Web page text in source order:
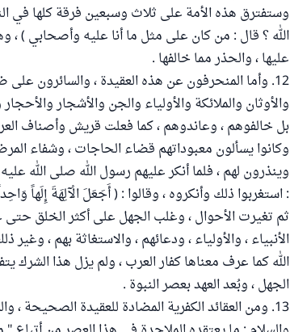
وستفترق هذه الأمة على ثلاث وسبعين فرقة كلها في
الله ؟ قال : من كان على مثل ما أنا عليه وأصحابي ) ،
عليها ، والحذر مما خالفها .
12. وأما المنحرفون عن هذه العقيدة ، والسائرون
والأوثان والملائكة والأولياء والجن والأشجار
بل خالفوهم ، وعاندوهم ، كما فعلت قريش وأصناف
وكانوا يسألون معبوداتهم قضاء الحاجات ، وشفاء
وينذرون لهم ، فلما أنكر عليهم رسول الله صلى الله
: استغربوا ذلك وأنكروه ، وقالوا : ( أَجَعَلَ الْآلِهَةَ إِلَهاً
ثم تغيرت الأحوال ، وغلب الجهل على أكثر الخلق حتى
الأنبياء ، والأولياء ، ودعائهم ، والاستغاثة بهم ،
الله كما عرف معناها كفار العرب ، ولم يزل هذا
الجهل ، وبُعد العهد بعصر النبوة .
13. ومن العقائد الكفرية المضادة للعقيدة الصحيحة ،